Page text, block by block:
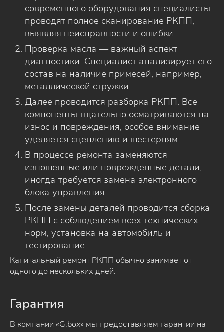
современного оборудования специалисты
проводят полное сканирование РКПП,
выявляя неисправности и ошибки.
Проверка масла — важный аспект
диагностики. Специалист анализирует его
состав на наличие примесей, например,
металлической стружки.
Далее проводится разборка РКПП. Все
компоненты тщательно осматриваются на
износ и повреждения, особое внимание
уделяется сцеплению и шестерням.
В процессе ремонта заменяются
изношенные или поврежденные детали,
иногда требуется замена электронного
блока управления.
После замены деталей проводится сборка
РКПП с соблюдением всех технических
норм, установка на автомобиль и
тестирование.
Капитальный ремонт РКПП обычно занимает от
одного до нескольких дней.
Гарантия
В компании «G.box» мы предоставляем гарантии на